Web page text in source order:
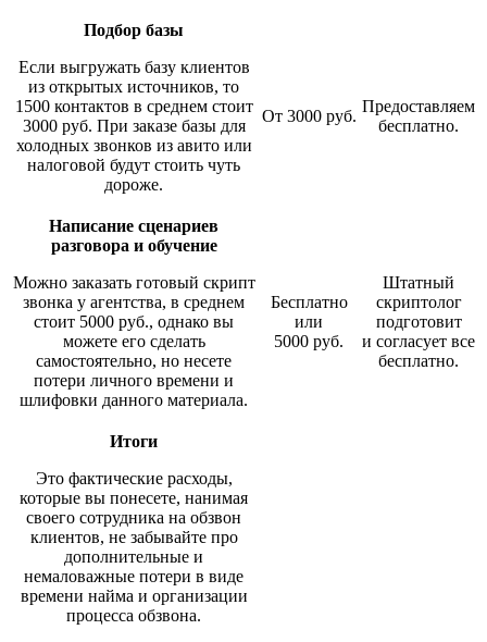
Подбор базы
Если выгружать базу клиентов
из открытых источников, то
1500 контактов в среднем стоит
3000 руб. При заказе базы для
холодных звонков из авито или
налоговой будут стоить чуть
дороже.
От 3000 руб.
Предоставляем
бесплатно.
Написание сценариев
разговора и обучение
Можно заказать готовый скрипт
звонка у агентства, в среднем
стоит 5000 руб., однако вы
можете его сделать
самостоятельно, но несете
потери личного времени и
шлифовки данного материала.
Бесплатно
или
5000 руб.
Штатный
скриптолог
подготовит
и согласует все
бесплатно.
Итоги
Это фактические расходы,
которые вы понесете, нанимая
своего сотрудника на обзвон
клиентов, не забывайте про
дополнительные и
немаловажные потери в виде
времени найма и организации
процесса обзвона.